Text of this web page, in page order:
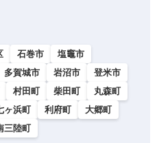
石巻市
塩竈市
多賀城市 岩沼市
登米市
村田町 柴田町
丸森町
ヶ浜町 利府町
大郷町
三陸町